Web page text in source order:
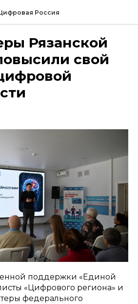
Россия
Рязанской
свой
поддержки «Единой
«Цифрового региона» и
федерального